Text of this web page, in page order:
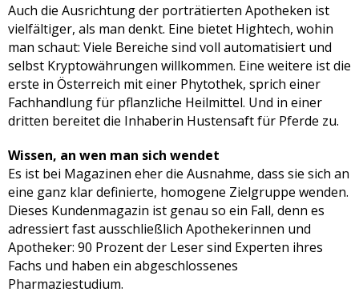
Auch die Ausrichtung der porträtierten Apotheken ist
vielfältiger, als man denkt. Eine bietet Hightech, wohin
man schaut: Viele Bereiche sind voll automatisiert und
selbst Kryptowährungen willkommen. Eine weitere ist die
erste in Österreich mit einer Phytothek, sprich einer
Fachhandlung für pflanzliche Heilmittel. Und in einer
dritten bereitet die Inhaberin Hustensaft für Pferde zu.
Wissen, an wen man sich wendet
Es ist bei Magazinen eher die Ausnahme, dass sie sich an
eine ganz klar definierte, homogene Zielgruppe wenden.
Dieses Kundenmagazin ist genau so ein Fall, denn es
adressiert fast ausschließlich Apothekerinnen und
Apotheker: 90 Prozent der Leser sind Experten ihres
Fachs und haben ein abgeschlossenes
Pharmaziestudium.